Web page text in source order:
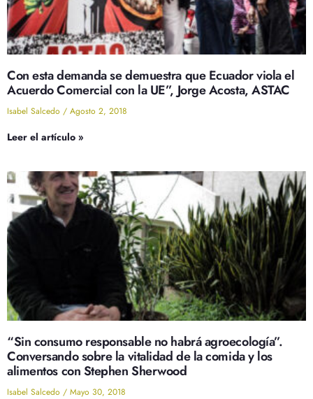
Con esta demanda se demuestra que Ecuador viola el
Acuerdo Comercial con la UE”, Jorge Acosta, ASTAC
Isabel Salcedo Agosto 2, 2018
Leer el artículo »
“Sin consumo responsable no habrá agroecología”.
Conversando sobre la vitalidad de la comida y los
alimentos con Stephen Sherwood
Isabel Salcedo Mayo 30, 2018